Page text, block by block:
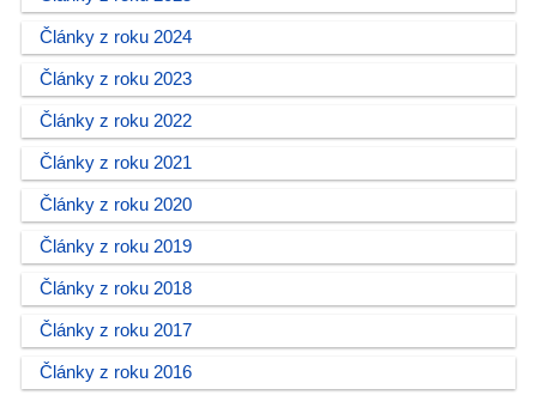
Články z roku 2024
Články z roku 2023
Články z roku 2022
Články z roku 2021
Články z roku 2020
Články z roku 2019
Články z roku 2018
Články z roku 2017
Články z roku 2016